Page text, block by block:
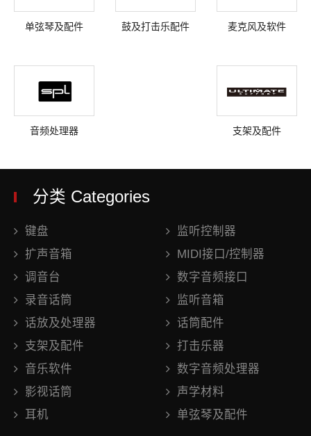
单弦琴及配件 鼓及打击乐配件 麦克风及软件
音频处理器 支架及配件
分类 Categories
键盘
监听控制器
扩声音箱
MIDI接口/控制器
调音台
数字音频接口
录音话筒
监听音箱
话放及处理器
话筒配件
支架及配件
打击乐器
音乐软件
数字音频处理器
影视话筒
声学材料
耳机
单弦琴及配件